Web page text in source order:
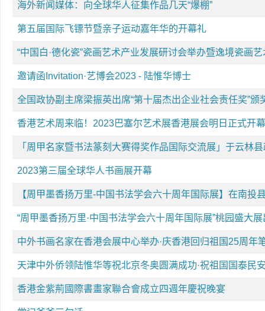
海外新闻媒体：向全球华人征集作品几天“爆棚”
第五届国际飞镖节暨亲子运动嘉年华的开幕礼
“中国白·德化瓷”瓷画艺术产业发展研讨会举办暨逸境瓷画
邀请函Invitation·艺博会2023 - 陆惟华博士
全国政协副主席梁振英出席“第十届杰出企业社会责任奖”颁
香港艺术周来临！2023巴塞尔艺术展香港展会明日正式开幕
「周甲名家暨书法篆刻大赛得奖作品国际交流展」于云林
2023第三届全球华人书画展开幕
【周甲墨香扬万里-中国书法学会六十周年国际展】在南投
“周甲墨香扬万里·中国书法学会六十周年国际展”桃园盛大展
中外书画名家在香港会展中心举办·庆香港回归祖国25周年
天津中外侨领陆惟华等祝北京冬奥圆满成功·祝祖国国泰民
香港金紫荊國際書畫家聯合會成立四週年慶祝晚宴